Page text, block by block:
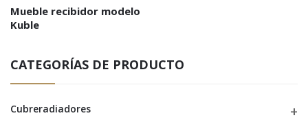
Mueble recibidor modelo
Kuble
CATEGORÍAS DE PRODUCTO
Cubreradiadores